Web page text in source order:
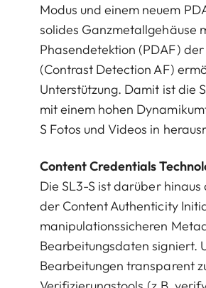
Modus und einem neuem
solides Ganzmetallgehäuse
Phasendetektion (PDAF)
(Contrast Detection AF)
Unterstützung. Damit ist die
mit einem hohen
S Fotos und Videos in
Content Credentials
Die SL3-S ist darüber
der Content Authenticity
manipulationssicheren
Bearbeitungsdaten signiert.
Bearbeitungen transparent